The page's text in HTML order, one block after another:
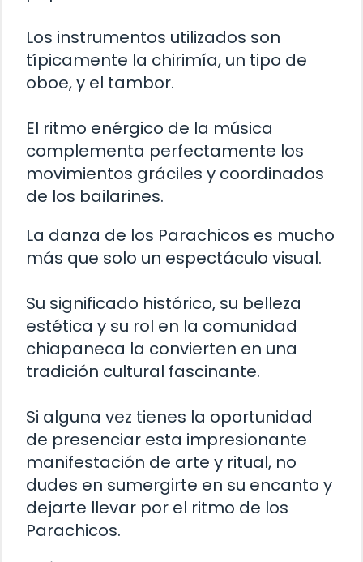
Los instrumentos utilizados son
típicamente la chirimía, un tipo de
oboe, y el tambor.
El ritmo enérgico de la música
complementa perfectamente los
movimientos gráciles y coordinados
de los bailarines.
La danza de los Parachicos es mucho
más que solo un espectáculo visual.
Su significado histórico, su belleza
estética y su rol en la comunidad
chiapaneca la convierten en una
tradición cultural fascinante.
Si alguna vez tienes la oportunidad
de presenciar esta impresionante
manifestación de arte y ritual, no
dudes en sumergirte en su encanto y
dejarte llevar por el ritmo de los
Parachicos.